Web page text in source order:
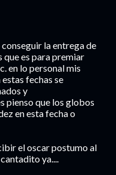
la entrega de
que es para premiar
en lo personal mis
fechas se
y
pienso que los globos
en esta fecha o
el oscar postumo al
ya....